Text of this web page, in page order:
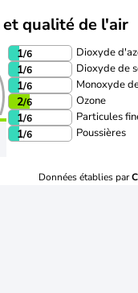
qualité de l'air
1/6 Dioxyde
1/6 Dioxyde de
1/6 Monoxyde
2/6 Ozone
1/6 Particules
1/6 Poussières
Données établies par